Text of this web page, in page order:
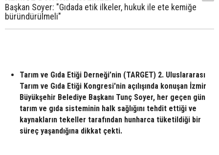
Başkan Soyer: "Gıdada etik ilkeler, hukuk ile ete kemiğe
büründürülmeli"
Tarım ve Gıda Etiği Derneği’nin (TARGET) 2. Uluslararası
Tarım ve Gıda Etiği Kongresi'nin açılışında konuşan İzmir
Büyükşehir Belediye Başkanı Tunç Soyer, her geçen gün
tarım ve gıda sisteminin halk sağlığını tehdit ettiği ve
kaynakların tekeller tarafından hunharca tüketildiği bir
süreç yaşandığına dikkat çekti.